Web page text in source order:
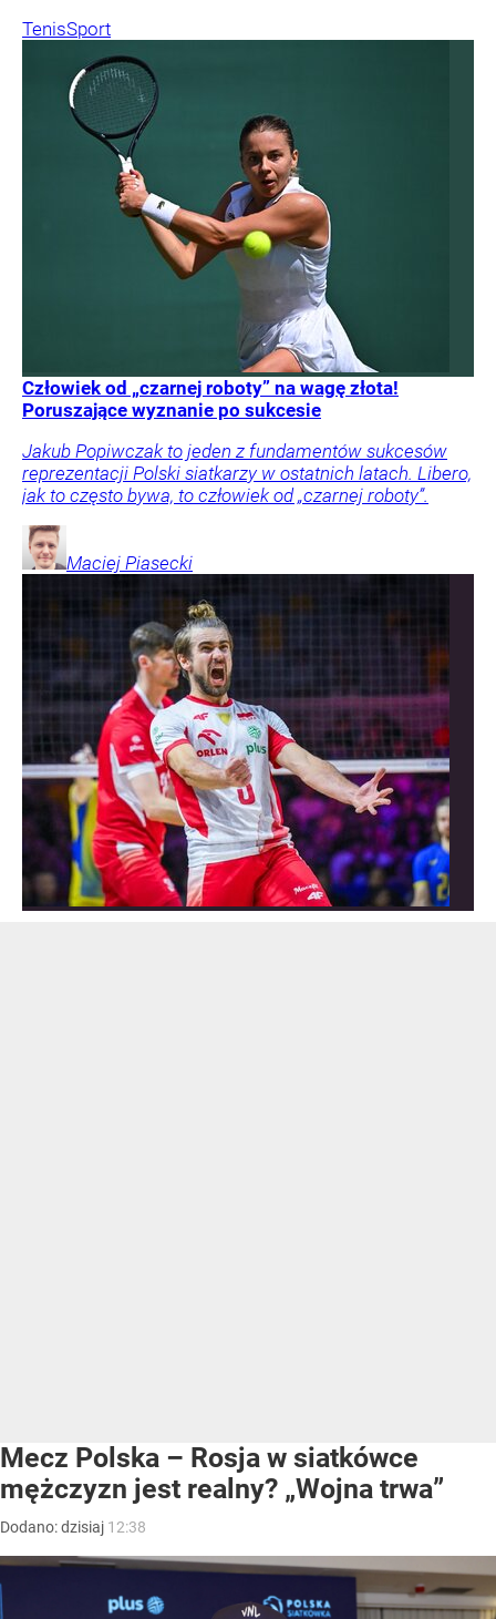
TenisSport
Człowiek od „czarnej roboty” na wagę złota!
Poruszające wyznanie po sukcesie
Jakub Popiwczak to jeden z fundamentów sukcesów
reprezentacji Polski siatkarzy w ostatnich latach. Libero,
jak to często bywa, to człowiek od „czarnej roboty”.
Maciej Piasecki
Mecz Polska – Rosja w siatkówce
mężczyzn jest realny? „Wojna trwa”
Dodano:dzisiaj 12:38